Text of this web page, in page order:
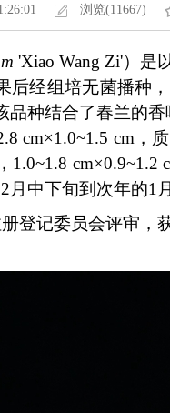
浏览(11667)
'Xiao Wang Zi'）是
后经组培无菌播种
种结合了春兰的
cm×1.0~1.5 cm
中下旬到次年的1
登记委员会评审